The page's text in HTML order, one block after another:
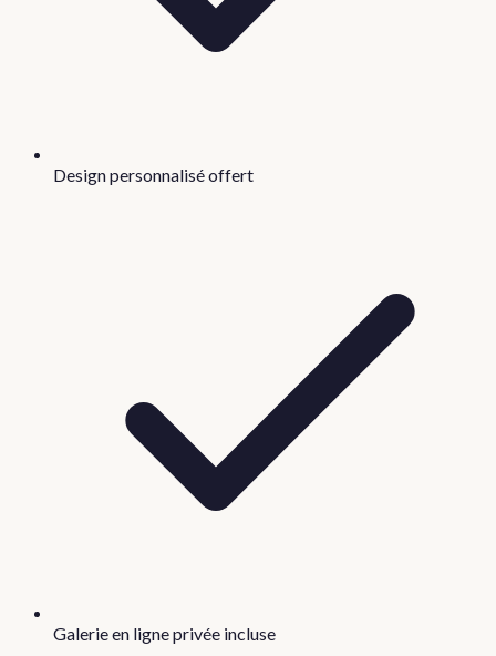
Design personnalisé offert
Galerie en ligne privée incluse